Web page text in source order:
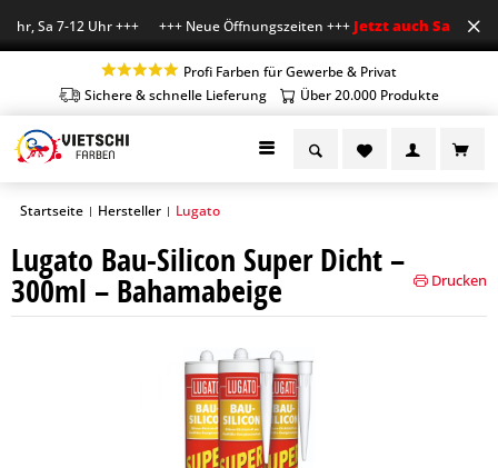
Sa 7-12 Uhr +++ +++ Neue Öffnungszeiten +++Jetzt auch Sa
Profi Farben für Gewerbe & Privat
Sichere & schnelle Lieferung
Über 20.000 Produkte
Startseite | Hersteller | Lugato
Lugato Bau-Silicon Super Dicht –
300ml – Bahamabeige Drucken